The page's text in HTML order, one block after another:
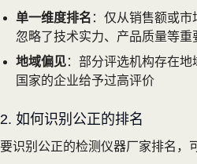
单一维度排名 ：仅从销售额或市
忽略了技术实力、产品质量等重
地域偏见：部分评选机构存在
国家的企业给予过高评价
2. 如何识别公正的排名
要识别公正的检测仪器厂家排名，